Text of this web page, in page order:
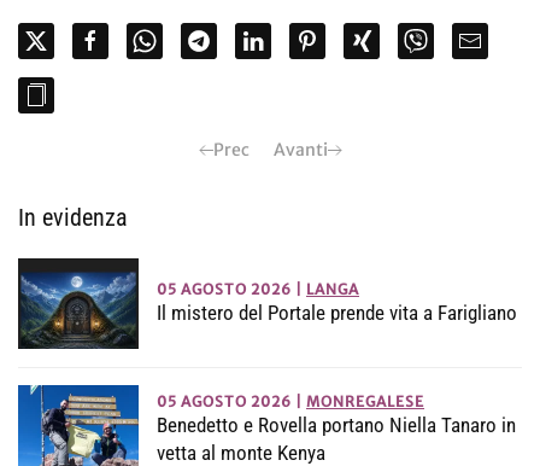
Prec Avanti
In evidenza
05 AGOSTO 2026 LANGA
Il mistero del Portale prende vita a Farigliano
05 AGOSTO 2026 MONREGALESE
Benedetto e Rovella portano Niella Tanaro in
vetta al monte Kenya